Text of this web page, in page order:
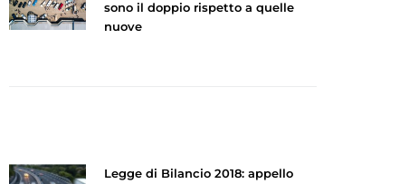
sono il doppio rispetto a quelle
nuove
Legge di Bilancio 2018: appello